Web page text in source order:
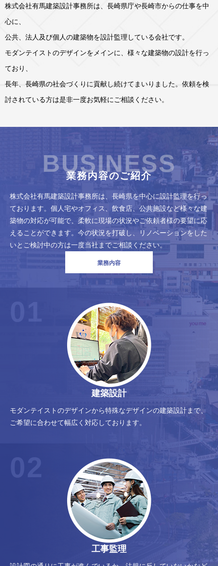
株式会社有馬建築設計事務所は、長崎県庁や長崎市からの仕事を中
心に、
公共、法人及び個人の建築物を設計監理している会社です。
モダンテイストのデザインをメインに、様々な建築物の設計を行っ
ており、
長年、長崎県の社会づくりに貢献し続けてまいりました。依頼を検
討されている方は是非一度お気軽にご相談ください。
BUSINESS
業務内容のご紹介
株式会社有馬建築設計事務所は、長崎県を中心に設計監理を行っ
ております。個人宅やオフィス、飲食店、公共施設など様々な建
築物の対応が可能で、柔軟に現場の状況やご依頼者様の要望に応
えることができます。今の状況を打破し、リノベーションをした
いとご検討中の方は一度当社までご相談ください。
業務内容
建築設計
モダンテイストのデザインから特殊なデザインの建築設計まで、
ご希望に合わせて幅広く対応しております。
工事監理